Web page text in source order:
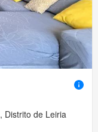
Distrito de Leiria